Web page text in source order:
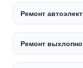
Ремонт
Ремонт